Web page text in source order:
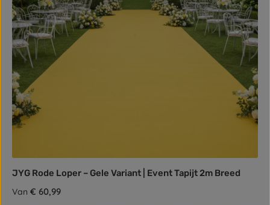
JYG Rode Loper – Gele Variant | Event Tapijt 2m Breed
Normale prijs:
Van € 60,99